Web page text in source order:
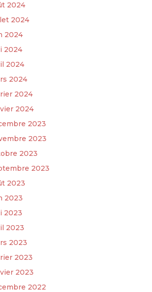
2024
2024
2024
2024
2024
2024
2024
2024
2023
2023
2023
2023
2023
2023
2023
2023
2023
2023
2023
2022